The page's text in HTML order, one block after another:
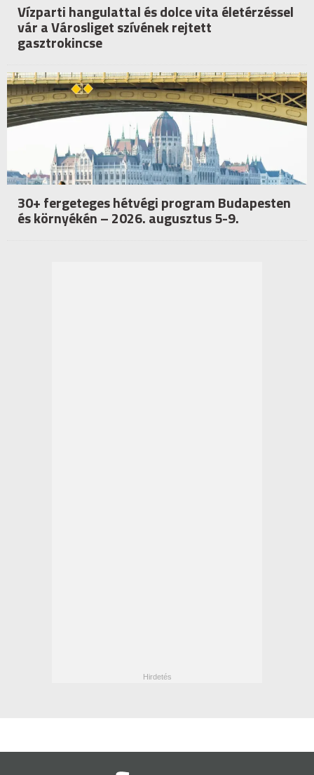
Vízparti hangulattal és dolce vita életérzéssel
vár a Városliget szívének rejtett
gasztrokincse
30+ fergeteges hétvégi program Budapesten
és környékén – 2026. augusztus 5-9.